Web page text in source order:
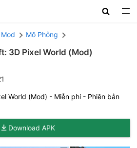
Mô Phỏng
3D Pixel World (Mod)
World (Mod) - Miễn phí - Phiên bản
Download APK